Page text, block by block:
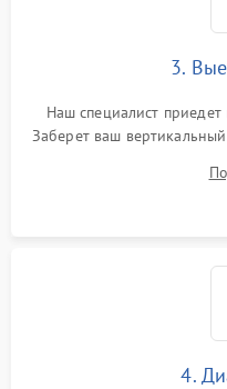
3.
Наш специалист
Заберет ваш
4.